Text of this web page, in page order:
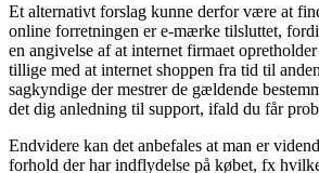
Et alternativt forslag kunne derfor være at
online forretningen er e-mærke tilsluttet,
en angivelse af at internet firmaet
tillige med at internet shoppen fra tid til
sagkyndige der mestrer de gældende
det dig anledning til support, ifald du får
Endvidere kan det anbefales at man er
forhold der har indflydelse på købet, fx